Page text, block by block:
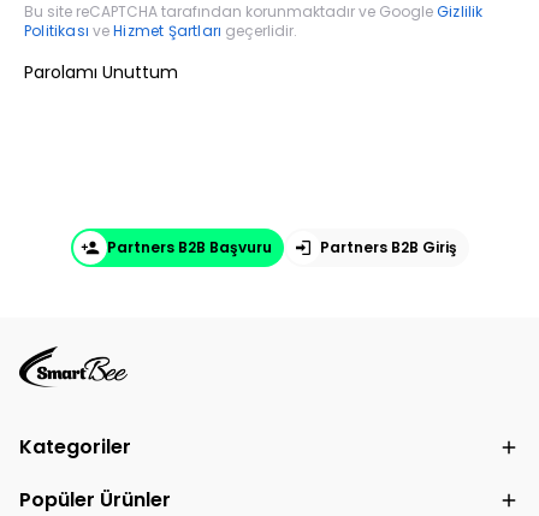
Bu site reCAPTCHA tarafından korunmaktadır ve GoogleGizlilik
PolitikasıveHizmet Şartları geçerlidir.
Parolamı Unuttum
Partners B2B Başvuru Partners B2B Giriş
Kategoriler
Popüler Ürünler